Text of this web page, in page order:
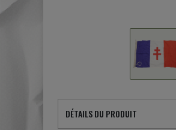
DÉTAILS DU PRODUIT